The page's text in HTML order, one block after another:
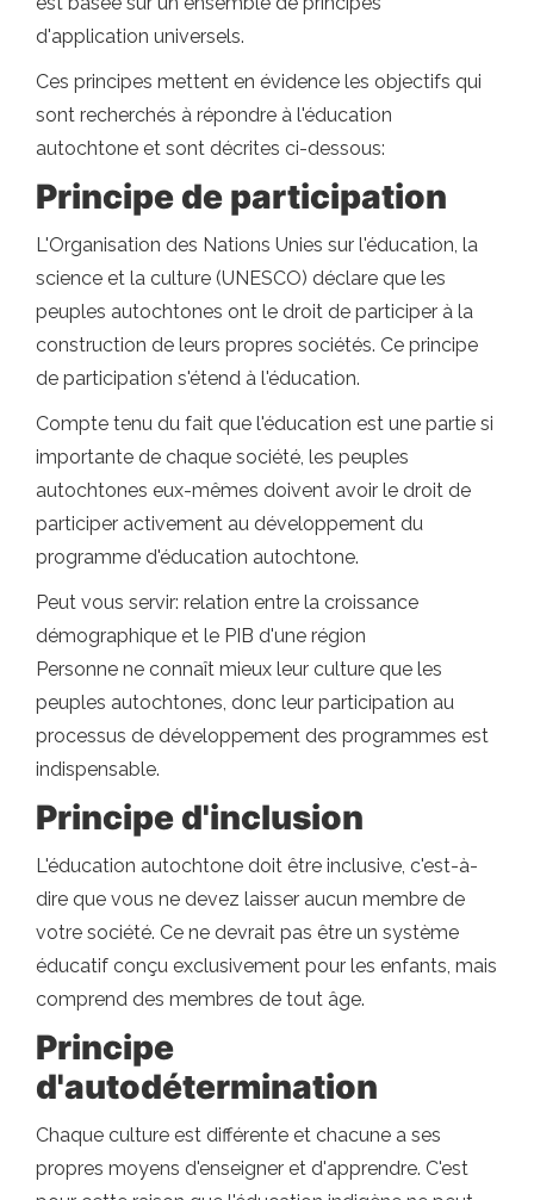
d'application universels.
Ces principes mettent en évidence les objectifs qui
sont recherchés à répondre à l'éducation
autochtone et sont décrites ci-dessous:
Principe de participation
L'Organisation des Nations Unies sur l'éducation, la
science et la culture (UNESCO) déclare que les
peuples autochtones ont le droit de participer à la
construction de leurs propres sociétés. Ce principe
de participation s'étend à l'éducation.
Compte tenu du fait que l'éducation est une partie si
importante de chaque société, les peuples
autochtones eux-mêmes doivent avoir le droit de
participer activement au développement du
programme d'éducation autochtone.
Peut vous servir: relation entre la croissance
démographique et le PIB d'une région
Personne ne connaît mieux leur culture que les
peuples autochtones, donc leur participation au
processus de développement des programmes est
indispensable.
Principe d'inclusion
L'éducation autochtone doit être inclusive, c'est-à-
dire que vous ne devez laisser aucun membre de
votre société. Ce ne devrait pas être un système
éducatif conçu exclusivement pour les enfants, mais
comprend des membres de tout âge.
Principe
d'autodétermination
Chaque culture est différente et chacune a ses
propres moyens d'enseigner et d'apprendre. C'est